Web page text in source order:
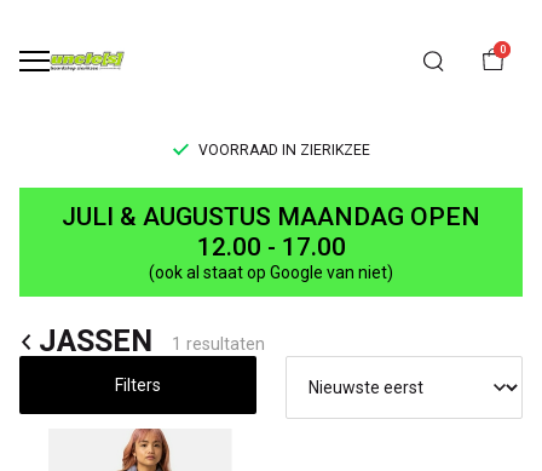
0
VOORRAAD IN ZIERIKZEE
JASSEN
UNCLE[S]
Boardshop
JULI & AUGUSTUS MAANDAG OPEN
12.00 - 17.00
(ook al staat op Google van niet)
JASSEN 1 resultaten
Filters